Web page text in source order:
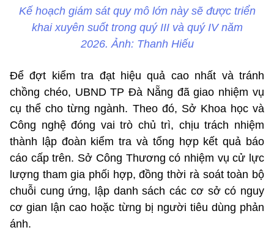
Kế hoạch giám sát quy mô lớn này sẽ được triển
khai xuyên suốt trong quý III và quý IV năm
2026. Ảnh: Thanh Hiếu
Để đợt kiểm tra đạt hiệu quả cao nhất và tránh
chồng chéo, UBND TP Đà Nẵng đã giao nhiệm vụ
cụ thể cho từng ngành. Theo đó, Sở Khoa học và
Công nghệ đóng vai trò chủ trì, chịu trách nhiệm
thành lập đoàn kiểm tra và tổng hợp kết quả báo
cáo cấp trên. Sở Công Thương có nhiệm vụ cử lực
lượng tham gia phối hợp, đồng thời rà soát toàn bộ
chuỗi cung ứng, lập danh sách các cơ sở có nguy
cơ gian lận cao hoặc từng bị người tiêu dùng phản
ánh.